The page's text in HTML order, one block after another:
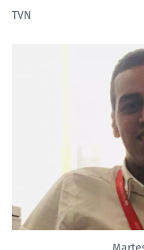
PROGRAMAS
TELESERIES
ACTUALIDAD Y
CORPORATIVO Y
CANAL DE
TVN